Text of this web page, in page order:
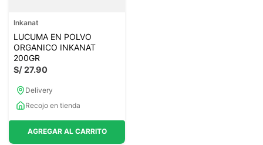
Inkanat
LUCUMA EN POLVO
ORGANICO INKANAT
200GR
S/27.90
Delivery
Recojo en tienda
AGREGAR AL CARRITO